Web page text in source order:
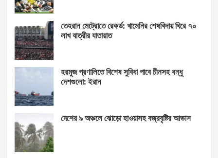
তেহরান মেট্রোতে রেকর্ড: খামেনির শেষবিদায় ঘিরে ৭০
লাখ যাত্রীর যাতায়াত
হরমুজ প্রণালিতে বিশেষ সুবিধা পাবে চীনসহ বন্ধু
দেশগুলো: ইরান
দেশের ৯ অঞ্চলে ঝোড়ো হাওয়াসহ বজ্রবৃষ্টির আভাস